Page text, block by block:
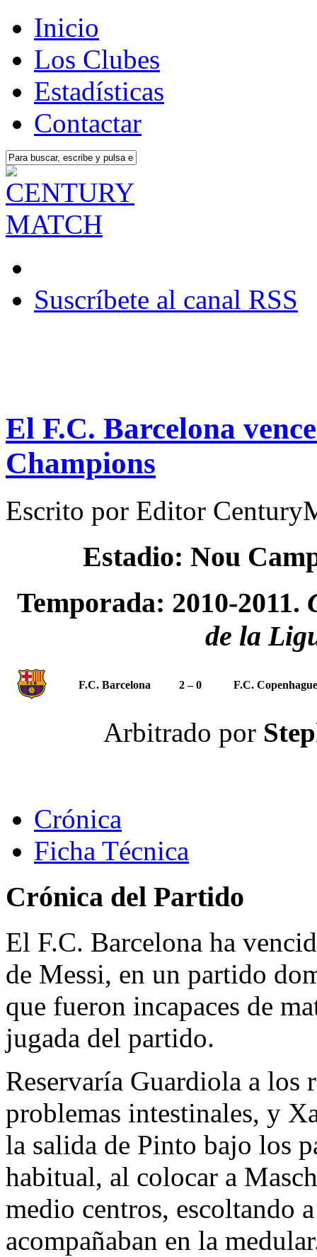
Inicio
Los Clubes
Estadísticas
Contactar
Suscríbete al canal RSS
El F.C. Barcelona
Champions
Escrito por Editor
Estadio: Nou
Temporada: 2010-2011.
de la
F.C. Barcelona 2 – 0 F.C. Copenhague
Arbitrado por
Crónica
Ficha Técnica
Crónica del Partido
El F.C. Barcelona ha
de Messi, en un partido
que fueron incapaces de
jugada del partido.
Reservaría Guardiola a los
problemas intestinales, y
la salida de Pinto bajo los
habitual, al colocar a
medio centros, escoltando
acompañaban en la